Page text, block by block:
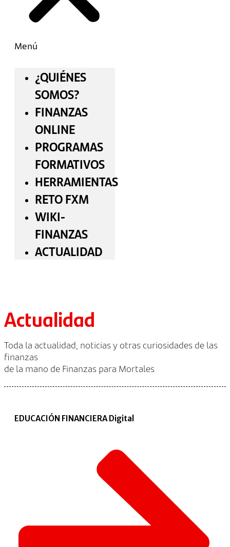
Menú
¿QUIÉNES
SOMOS?
FINANZAS
ONLINE
PROGRAMAS
FORMATIVOS
HERRAMIENTAS
RETO FXM
WIKI-
FINANZAS
ACTUALIDAD
Actualidad
Toda la actualidad, noticias y otras curiosidades de las
finanzas
de la mano de Finanzas para Mortales
EDUCACIÓN FINANCIERA Digital